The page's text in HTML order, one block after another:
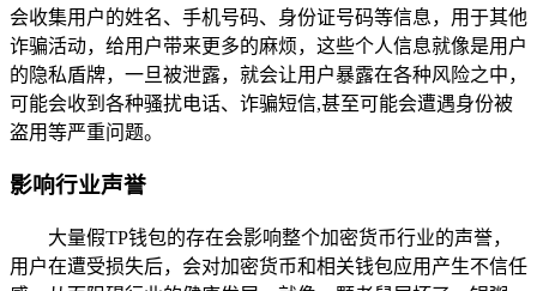
会收集用户的姓名、手机号码、身份证号码等信息，用于其他
诈骗活动，给用户带来更多的麻烦，这些个人信息就像是用户
的隐私盾牌，一旦被泄露，就会让用户暴露在各种风险之中，
可能会收到各种骚扰电话、诈骗短信,甚至可能会遭遇身份被
盗用等严重问题。
影响行业声誉
大量假TP钱包的存在会影响整个加密货币行业的声誉，
用户在遭受损失后，会对加密货币和相关钱包应用产生不信任